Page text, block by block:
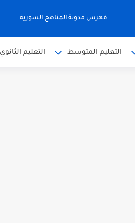
فهرس مدونة المناهج السورية
التعليم المتوسط التعليم الثانوي